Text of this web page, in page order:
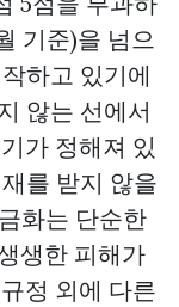
기준)을 넘으
하고 있기에
않는 선에서
가 정해져 있
를 받지 않을
화는 단순한
생한 피해가
정 외에 다른